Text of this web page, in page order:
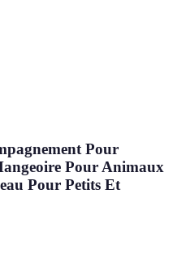
Pour
Pour Animaux
Pour Petits Et